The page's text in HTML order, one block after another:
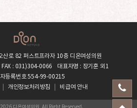
산로 82 퍼스트프라자 10층 디온여성의원
FAX : 031)304-0066
대표자명 : 장기훈 외1
등록번호 554-99-00215
개인정보처리방침 비급여 안내